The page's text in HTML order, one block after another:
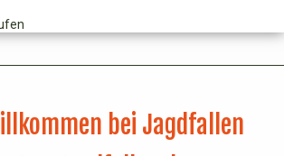
bei Jagdfallen